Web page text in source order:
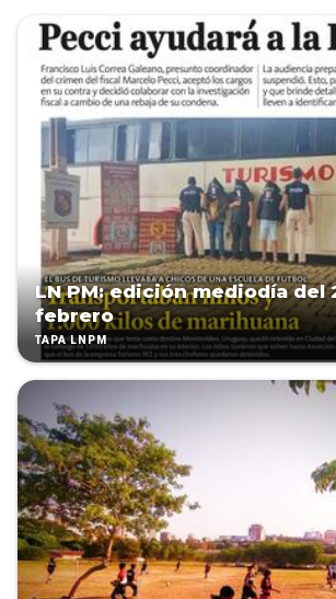
LN PM: edición mediodía del
febrero
TAPA LNPM